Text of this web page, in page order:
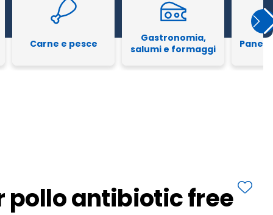
Carne e pesce
Gastronomia,
salumi e formaggi
Pane
pollo antibiotic free